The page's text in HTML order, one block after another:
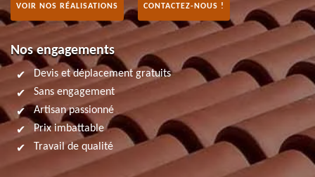
VOIR NOS RÉALISATIONS CONTACTEZ-NOUS !
Nos engagements
Devis et déplacement gratuits
Sans engagement
Artisan passionné
Prix imbattable
Travail de qualité